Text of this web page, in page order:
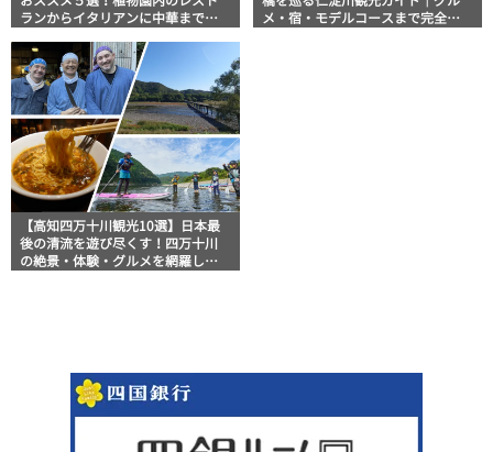
ランからイタリアンに中華まで楽
メ・宿・モデルコースまで完全網
【高知四万十川観光10選】日本最
後の清流を遊び尽くす！四万十川
の絶景・体験・グルメを網羅した